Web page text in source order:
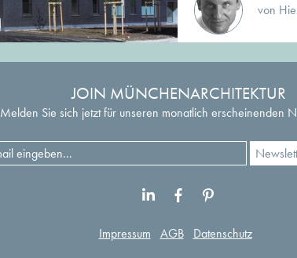
von
JOIN MÜNCHENARCHITEKTUR
Melden Sie sich jetzt für unseren monatlich erscheinenden
Impressum AGB Datenschutz